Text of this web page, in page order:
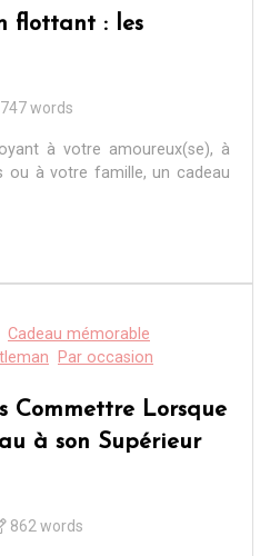
flottant : les
747 words
à votre amoureux(se), à
ou à votre famille, un cadeau
Cadeau mémorable
Par occasion
Commettre Lorsque
à son Supérieur
862 words